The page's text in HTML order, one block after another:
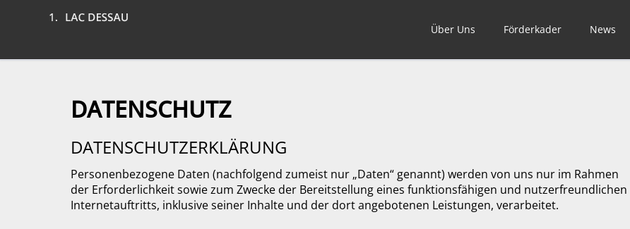
Über Uns Förderkader News
SUCHEN
DATENSCHUTZ
DATENSCHUTZERKLÄRUNG
Personenbezogene Daten (nachfolgend zumeist nur „Daten“ genannt) werden von uns nur im Rahmen
der Erforderlichkeit sowie zum Zwecke der Bereitstellung eines funktionsfähigen und nutzerfreundlichen
Internetauftritts, inklusive seiner Inhalte und der dort angebotenen Leistungen, verarbeitet.